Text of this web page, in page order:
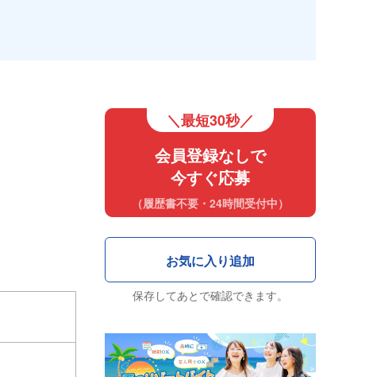
＼最短30秒／
会員登録なしで
今すぐ応募
（履歴書不要・24時間受付中）
保存してあとで確認できます。